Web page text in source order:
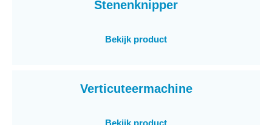
Stenenknipper
Bekijk product
Verticuteermachine
Bekijk product